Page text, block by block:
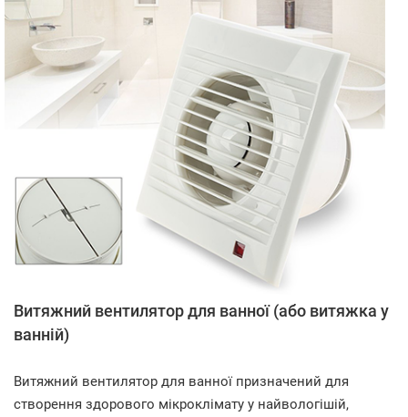
Витяжний вентилятор для ванної (або витяжка у
ванній)
Витяжний вентилятор для ванної призначений для
створення здорового мікроклімату у найвологішій,